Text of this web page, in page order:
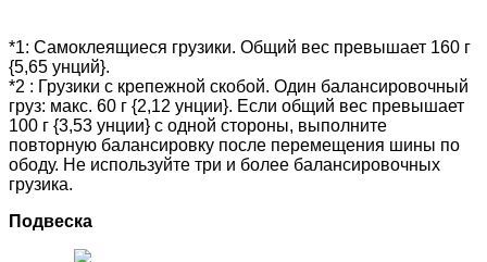
*1: Самоклеящиеся грузики. Общий вес превышает 160 г
{5,65 унций}.
*2 : Грузики с крепежной скобой. Один балансировочный
груз: макс. 60 г {2,12 унции}. Если общий вес превышает
100 г {3,53 унции} с одной стороны, выполните
повторную балансировку после перемещения шины по
ободу. Не используйте три и более балансировочных
грузика.
Подвеска